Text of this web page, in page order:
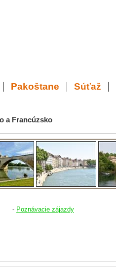
Pakoštane Súťaž
a Francúzsko
- Poznávacie zájazdy